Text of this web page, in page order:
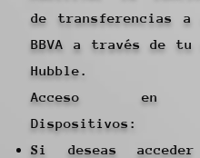
de transferencias a
BBVA a través de tu
Hubble.
Acceso en
Dispositivos:
Si deseas